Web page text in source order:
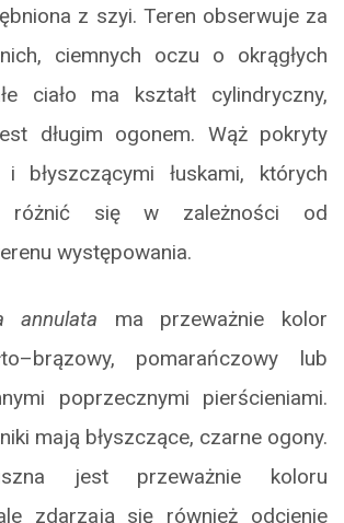
z szyi. Teren obserwuje za
ciemnych oczu o okrągłych
ciało ma kształt cylindryczny,
długim ogonem. Wąż pokryty
błyszczącymi łuskami, których
różnić się w zależności od
występowania.
annulata ma przeważnie kolor
pomarańczowy lub
poprzecznymi pierścieniami.
mają błyszczące, czarne ogony.
jest przeważnie koloru
zdarzają się również odcienie